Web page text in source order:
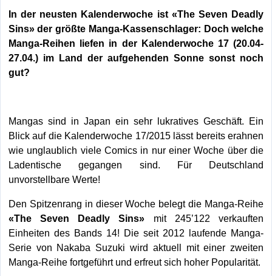
In der neusten Kalenderwoche ist «The Seven Deadly
Sins» der größte Manga-Kassenschlager: Doch welche
Manga-Reihen liefen in der Kalenderwoche 17 (20.04-
27.04.) im Land der aufgehenden Sonne sonst noch
gut?
Mangas sind in Japan ein sehr lukratives Geschäft. Ein
Blick auf die Kalenderwoche 17/2015 lässt bereits erahnen
wie unglaublich viele Comics in nur einer Woche über die
Ladentische gegangen sind. Für Deutschland
unvorstellbare Werte!
Den Spitzenrang in dieser Woche belegt die Manga-Reihe
«The Seven Deadly Sins» mit 245’122 verkauften
Einheiten des Bands 14! Die seit 2012 laufende Manga-
Serie von Nakaba Suzuki wird aktuell mit einer zweiten
Manga-Reihe fortgeführt und erfreut sich hoher Popularität.